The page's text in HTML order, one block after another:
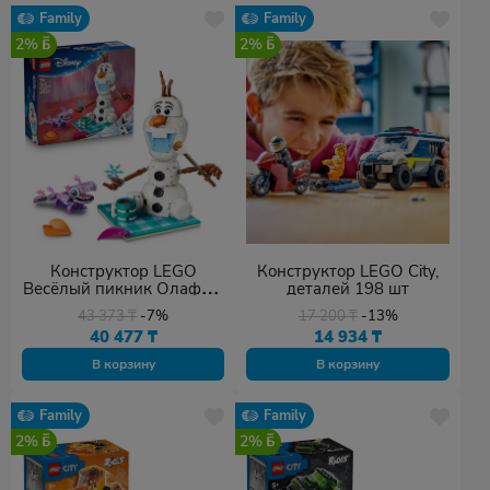
Family
2%
Конструктор LEGO
Весёлый пикник Олафа и
Бруни, деталей 478 шт
43 373₸ -7%
40 477 ₸
В корзину
Family
2%
Конструктор LEGO City,
деталей 198 шт
17 200₸ -13%
14 934₸
В корзину
Family
2%
Family
2%